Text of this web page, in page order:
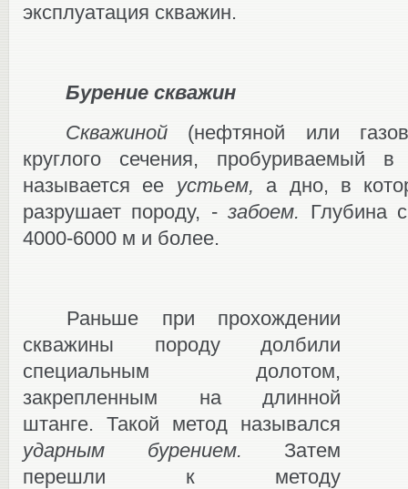
эксплуатация скважин.
Бурение скважин
Скважиной (нефтяной или
круглого сечения, пробуриваемый
называется ее устьем, а дно, в
разрушает породу, ‑забоем. Глубина
4000-6000 м и более.
Раньше при прохождении
скважины породу долбили
специальным долотом,
закрепленным на длинной
штанге. Такой метод назывался
ударным бурением. Затем
перешли к методу